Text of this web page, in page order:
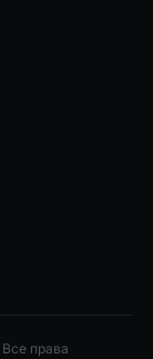
права